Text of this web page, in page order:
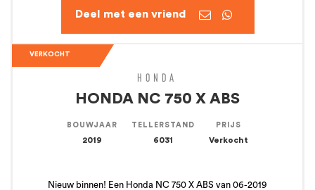
 
VERKOCHT
HONDA
HONDA NC 750 X ABS
BOUWJAAR
2019
TELLERSTAND
6031
PRIJS
Verkocht
Nieuw binnen! Een Honda NC 750 X ABS van 06-2019